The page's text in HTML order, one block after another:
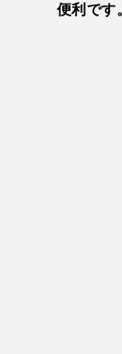
便利です